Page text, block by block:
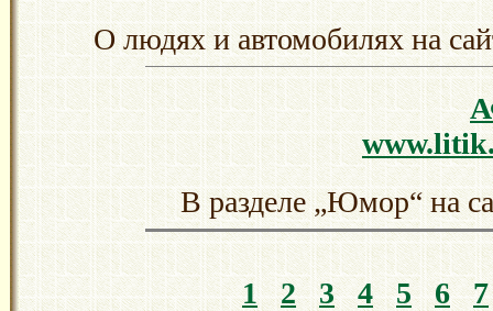
О людях и автомобилях на
В разделе „Юмор“ на
1 2 3 4 5 6 7